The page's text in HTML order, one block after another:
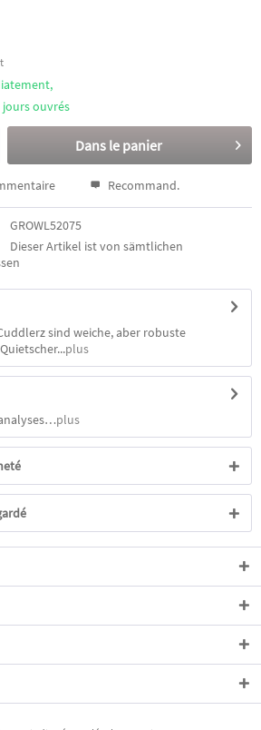
jours ouvrés
Dans le panier
Recommand.
GROWL52075
Dieser Artikel ist von sämtlichen
sind weiche, aber robuste
plus
plus